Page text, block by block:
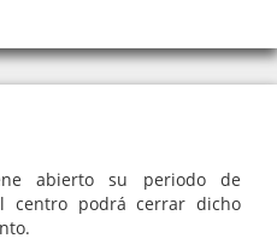
abierto su periodo de
centro podrá cerrar dicho